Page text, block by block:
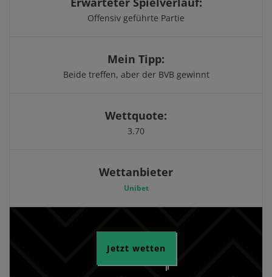
Offensiv geführte Partie
Mein Tipp:
Beide treffen, aber der BVB gewinnt
Wettquote:
3.70
Wettanbieter
Unibet
Jetzt wetten